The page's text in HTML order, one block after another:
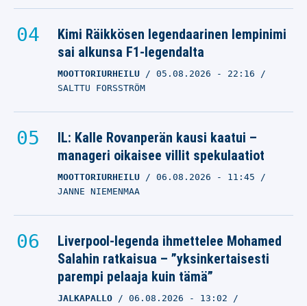
Kimi Räikkösen legendaarinen lempinimi
sai alkunsa F1-legendalta
MOOTTORIURHEILU 05.08.2026 - 22:16
SALTTU FORSSTRÖM
IL: Kalle Rovanperän kausi kaatui –
manageri oikaisee villit spekulaatiot
MOOTTORIURHEILU 06.08.2026 - 11:45
JANNE NIEMENMAA
Liverpool-legenda ihmettelee Mohamed
Salahin ratkaisua – ”yksinkertaisesti
parempi pelaaja kuin tämä”
JALKAPALLO 06.08.2026 - 13:02